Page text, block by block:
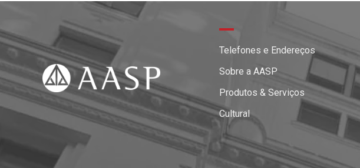
Telefones e Endereços
Sobre a AASP
Produtos & Serviços
Cultural